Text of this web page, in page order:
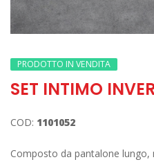
PRODOTTO IN VENDITA
SET INTIMO
COD: 1101052
Composto da pantalone lungo,